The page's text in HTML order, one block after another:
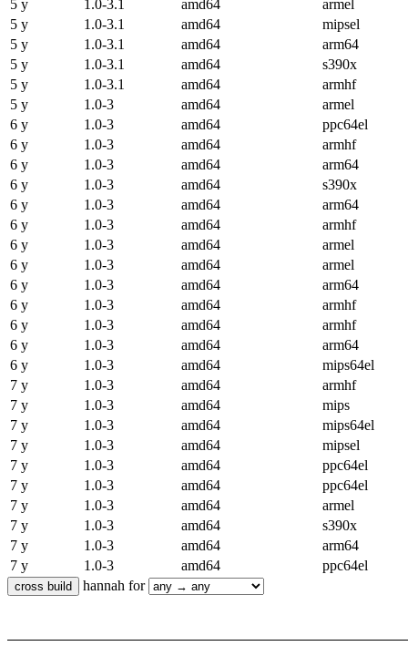
5 y
1.0-3.1 amd64
armel
5 y
1.0-3.1 amd64
mipsel
5 y
1.0-3.1 amd64
arm64
5 y
1.0-3.1 amd64
s390x
5 y
1.0-3.1 amd64
armhf
5 y
1.0-3 amd64
armel
6 y
1.0-3 amd64
ppc64el
6 y
1.0-3 amd64
armhf
6 y
1.0-3 amd64
arm64
6 y
1.0-3 amd64
s390x
6 y
1.0-3 amd64
arm64
6 y
1.0-3 amd64
armhf
6 y
1.0-3 amd64
armel
6 y
1.0-3 amd64
armel
6 y
1.0-3 amd64
arm64
6 y
1.0-3 amd64
armhf
6 y
1.0-3 amd64
armhf
6 y
1.0-3 amd64
arm64
6 y
1.0-3 amd64
mips64el
7 y
1.0-3 amd64
armhf
7 y
1.0-3 amd64
mips
7 y
1.0-3 amd64
mips64el
7 y
1.0-3 amd64
mipsel
7 y
1.0-3 amd64
ppc64el
7 y
1.0-3 amd64
ppc64el
7 y
1.0-3 amd64
armel
7 y
1.0-3 amd64
s390x
7 y
1.0-3 amd64
arm64
7 y
1.0-3 amd64
ppc64el
hannah for